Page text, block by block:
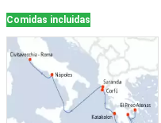
Comidas incluidas